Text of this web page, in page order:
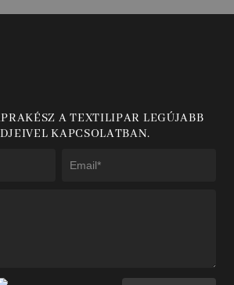
A TEXTILIPAR LEGÚJABB
KAPCSOLATBAN.